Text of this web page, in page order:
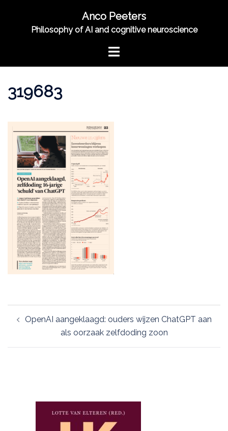
Anco Peeters
Philosophy of AI and cognitive neuroscience
Toggle
319683
navigation
OpenAI aangeklaagd: ouders wijzen ChatGPT aan
als oorzaak zelfdoding zoon